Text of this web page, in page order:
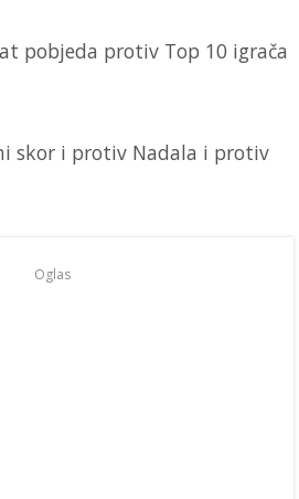
pobjeda protiv Top 10 igrača
skor i protiv Nadala i protiv
Oglas